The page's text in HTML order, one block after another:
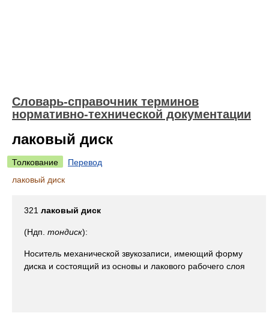
Словарь-справочник терминов
нормативно-технической документации
лаковый диск
Толкование
Перевод
лаковый диск
321 лаковый диск
(Ндп. тондиск):
Носитель механической звукозаписи, имеющий форму
диска и состоящий из основы и лакового рабочего слоя